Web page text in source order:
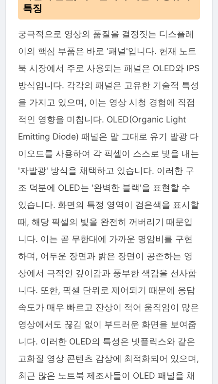
특징
궁극적으로 영상의 품질을 결정짓는 디스플레
이의 핵심 부품은 바로 '패널'입니다. 현재 노트
북 시장에서 주로 사용되는 패널은 OLED와 IPS
방식입니다. 각각의 패널은 고유한 기술적 특성
을 가지고 있으며, 이는 영상 시청 경험에 직접
적인 영향을 미칩니다. OLED(Organic Light
Emitting Diode) 패널은 말 그대로 유기 발광 다
이오드를 사용하여 각 픽셀이 스스로 빛을 내는
'자발광' 방식을 채택하고 있습니다. 이러한 구
조 덕분에 OLED는 '완벽한 블랙'을 표현할 수
있습니다. 화면의 특정 영역이 검은색을 표시할
때, 해당 픽셀의 빛을 완전히 꺼버리기 때문입
니다. 이는 곧 무한대에 가까운 명암비를 구현
하며, 어두운 장면과 밝은 장면이 공존하는 영
상에서 극적인 깊이감과 풍부한 색감을 선사합
니다. 또한, 픽셀 단위로 제어되기 때문에 응답
속도가 매우 빠르고 잔상이 적어 움직임이 많은
영상에서도 끊김 없이 부드러운 화면을 보여줍
니다. 이러한 OLED의 특성은 넷플릭스와 같은
고화질 영상 콘텐츠 감상에 최적화되어 있으며,
최근 많은 노트북 제조사들이 OLED 패널을 채